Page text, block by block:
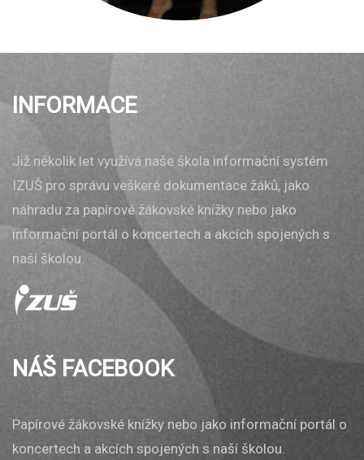
INFORMACE
Již několik let využívá naše škola informační systém
IZUŠ pro správu veškeré dokumentace žáků, jako
náhradu za papírové žákovské knížky nebo jako
informační portál o koncertech a akcích spojených s
naší školou.
NÁŠ FACEBOOK
Papírové žákovské knížky nebo jako informační portál o
koncertech a akcích spojených s naší školou.